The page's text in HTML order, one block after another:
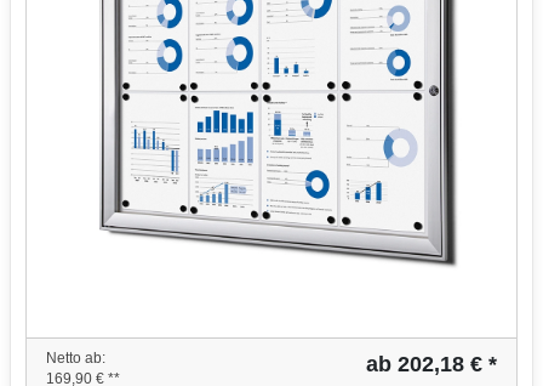
Netto ab:
169,90 € **
ab 202,18 € *